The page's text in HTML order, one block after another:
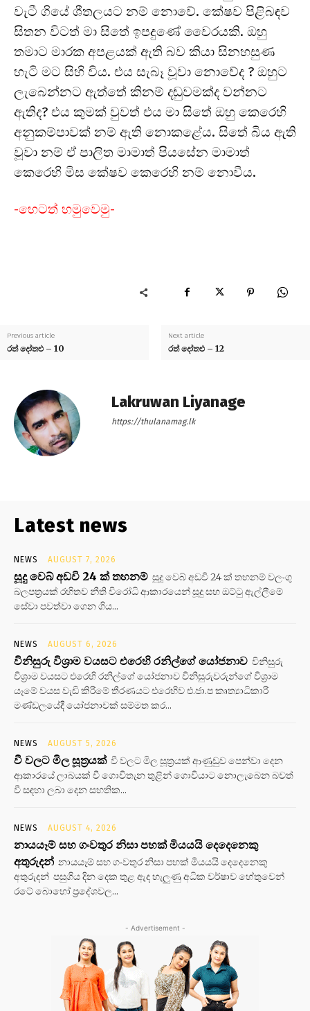
වැටී ගියේ ශීතලයට නම් නොවේ. කේෂව පිළිබඳව
සිතන විටත් මා සිතේ ඉපදුණේ වෛරයකි. ඔහු
තමාට මාරක අපළයක් ඇති බව කියා සිනහසුණ
හැටි මට සිහි විය. එය සැබෑ වූවා නොවේද ? ඔහුට
ලැබෙන්නට ඇත්තේ කිනම් දඬුවමක්ද වන්නට
ඇතිද? එය කුමක් වුවත් එය මා සිතේ ඔහු කෙරෙහි
අනුකම්පාවක් නම් ඇති නොකළේය. සිතේ බිය ඇති
වූවා නම් ඒ පාලිත මාමාත් පියසේන මාමාත්
කෙරෙහි මිස කේෂව කෙරෙහි නම් නොවීය.
-හෙටත් හමුවෙමු-
Previous article
රත් දෝතළු – 10
Next article
රත් දෝතළු – 12
Lakruwan Liyanage
https://thulanamag.lk
Latest news
NEWS AUGUST 7, 2026
සූදු වෙබ් අඩවි 24 ක් තහනම් සූදු වෙබ් අඩවි 24 ක් තහනම් වලංගු
බලපත්‍රයක් රහිතව නීති විරෝධි ආකාරයෙන් සූදු සහ ඔට්ටු ඇල්ලීමේ
සේවා පවත්වා ගෙන ගිය...
NEWS AUGUST 6, 2026
විනිසුරු විශ්‍රාම වයසට එරෙහි රනිල්ගේ යෝජනාව විනිසුරු
විශ්‍රාම වයසට එරෙහි රනිල්ගේ යෝජනාව විනිසුරුවරුන්ගේ විශ්‍රාම
යෑමේ වයස වැඩි කිරීමේ තීරණයට එරෙහිව එ.ජා.ප කෘත්‍යාධිකාරී
මණ්ඩලයේදී යෝජනාවක් සම්මත කර...
NEWS AUGUST 5, 2026
වී වලට මිල සූත්‍රයක් වී වලට මිල සූත්‍රයක් ආණුඩුව පෙන්වා දෙන
ආකාරයේ ලාබයක් වී ගොවිතැන තුළින් ගොවියාට නොලැබෙන බවත්
වී සඳහා ලබා දෙන සහතික...
NEWS AUGUST 4, 2026
නායයෑම් සහ ගංවතුර නිසා පහක් මියයයි දෙදෙනෙකු
අතුරුදන් නායයෑම් සහ ගංවතුර නිසා පහක් මියයයි දෙදෙනෙකු
අතුරුදන් පසුගිය දින දෙක තුළ ඇද හැලුණු අධික වර්ෂාව හේතුවෙන්
රටේ බොහෝ ප්‍රදේශවල...
- Advertisement -